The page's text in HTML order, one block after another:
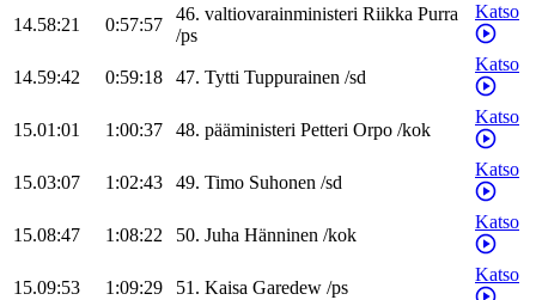
14.58:21 0:57:57
46. valtiovarainministeri Riikka Purra
/ps
Katso
14.59:42 0:59:18 47. Tytti Tuppurainen /sd
Katso
15.01:01 1:00:37 48. pääministeri Petteri Orpo /kok
Katso
15.03:07 1:02:43 49. Timo Suhonen /sd
Katso
15.08:47 1:08:22 50. Juha Hänninen /kok
Katso
15.09:53 1:09:29 51. Kaisa Garedew /ps
Katso